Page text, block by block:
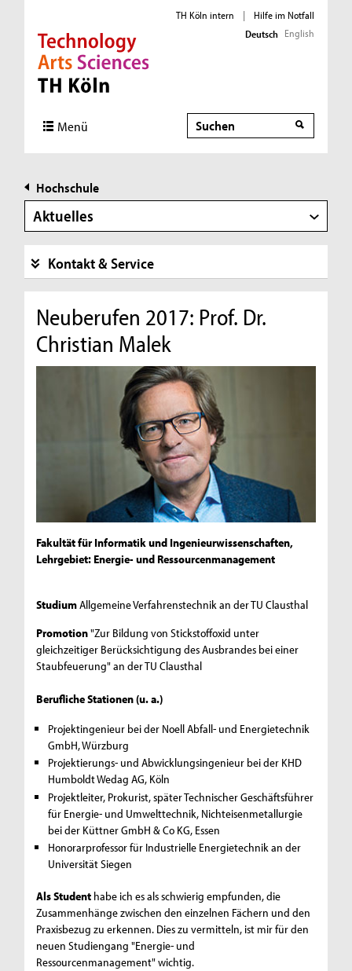
Direkt zur Hauptnavigation
Direkt zur Subnavigation
Direkt zum Inhalt
Direkt zum Fußbereich
TH Köln intern |
Hilfe im Notfall
Deutsch English
Menü Suche
Hochschule
Aktuelles
Kontakt & Service
Neuberufen 2017: Prof. Dr.
Christian Malek
Fakultät für Informatik und Ingenieurwissenschaften,
Lehrgebiet: Energie- und Ressourcenmanagement
StudiumAllgemeine Verfahrenstechnik an der TU Clausthal
Promotion"Zur Bildung von Stickstoffoxid unter
gleichzeitiger Berücksichtigung des Ausbrandes bei einer
Staubfeuerung" an der TU Clausthal
Berufliche Stationen (u. a.)
Projektingenieur bei der Noell Abfall- und Energietechnik
GmbH, Würzburg
Projektierungs- und Abwicklungsingenieur bei der KHD
Humboldt Wedag AG, Köln
Projektleiter, Prokurist, später Technischer Geschäftsführer
für Energie- und Umwelttechnik, Nichteisenmetallurgie
bei der Küttner GmbH & Co KG, Essen
Honorarprofessor für Industrielle Energietechnik an der
Universität Siegen
Als Student habe ich es als schwierig empfunden, die
Zusammenhänge zwischen den einzelnen Fächern und den
Praxisbezug zu erkennen. Dies zu vermitteln, ist mir für den
neuen Studiengang "Energie- und
Ressourcenmanagement" wichtig.